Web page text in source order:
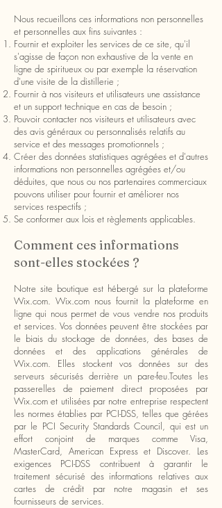
Nous recueillons ces informations non personnelles
et personnelles aux fins suivantes :
Fournir et exploiter les services de ce site, qu'il
s'agisse de façon non exhaustive de la vente en
ligne de spiritueux ou par exemple la réservation
d'une visite de la distillerie ;
Fournir à nos visiteurs et utilisateurs une assistance
et un support technique en cas de besoin ;
Pouvoir contacter nos visiteurs et utilisateurs avec
des avis généraux ou personnalisés relatifs au
service et des messages promotionnels ;
Créer des données statistiques agrégées et d'autres
informations non personnelles agrégées et/ou
déduites, que nous ou nos partenaires commerciaux
pouvons utiliser pour fournir et améliorer nos
services respectifs ;
Se conformer aux lois et règlements applicables.
Comment ces informations
sont-elles stockées ?
Notre site boutique est hébergé sur la plateforme
Wix.com. Wix.com nous fournit la plateforme en
ligne qui nous permet de vous vendre nos produits
et services. Vos données peuvent être stockées par
le biais du stockage de données, des bases de
données et des applications générales de
Wix.com. Elles stockent vos données sur des
serveurs sécurisés derrière un pare-feu.Toutes les
passerelles de paiement direct proposées par
Wix.com et utilisées par notre entreprise respectent
les normes établies par PCI-DSS, telles que gérées
par le PCI Security Standards Council, qui est un
effort conjoint de marques comme Visa,
MasterCard, American Express et Discover. Les
exigences PCI-DSS contribuent à garantir le
traitement sécurisé des informations relatives aux
cartes de crédit par notre magasin et ses
fournisseurs de services.